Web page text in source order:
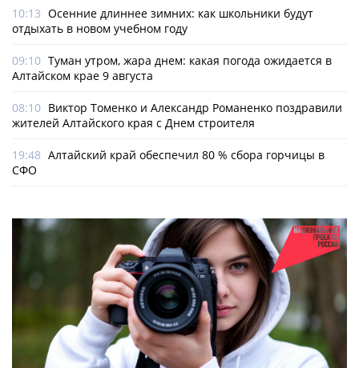
10:13 Осенние длиннее зимних: как школьники будут
отдыхать в новом учебном году
09:10 Туман утром, жара днем: какая погода ожидается в
Алтайском крае 9 августа
08:10 Виктор Томенко и Александр Романенко поздравили
жителей Алтайского края с Днем строителя
19:48 Алтайский край обеспечил 80 % сбора горчицы в
СФО